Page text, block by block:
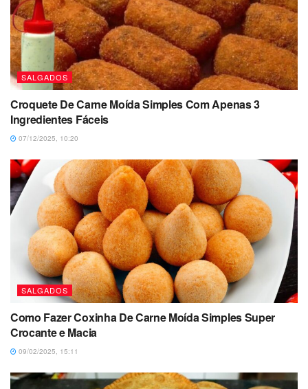
SALGADOS
Croquete De Carne Moída Simples Com Apenas 3
Ingredientes Fáceis
07/12/2025, 10:20
SALGADOS
Como Fazer Coxinha De Carne Moída Simples Super
Crocante e Macia
09/02/2025, 15:11